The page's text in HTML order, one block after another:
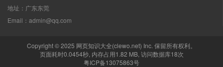
地址：广东东莞
Email：admin@qq.com
Copyright © 2025 网页知识大全(clewo.net) Inc. 保留所有权利。
页面耗时0.0454秒, 内存占用1.82 MB, 访问数据库18次
粤ICP备13075863号